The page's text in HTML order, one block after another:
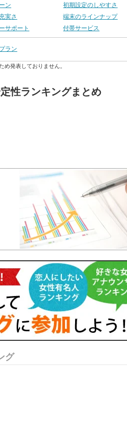
ン
初期設定のしやすさ
実さ
端末のラインナップ
サポート 付帯サービス
ラン
発表しておりません。
性ランキングまとめ
グ